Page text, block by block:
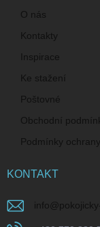
O nás
Kontakty
Inspirace
Ke stažení
Poštovné
Obchodní
Podmínky
KONTAKT
info@